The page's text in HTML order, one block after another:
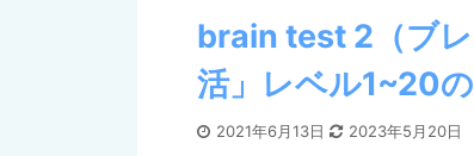
brain test 2（ブ
活」レベル1~20
2021年6月13日 2023年5月20日